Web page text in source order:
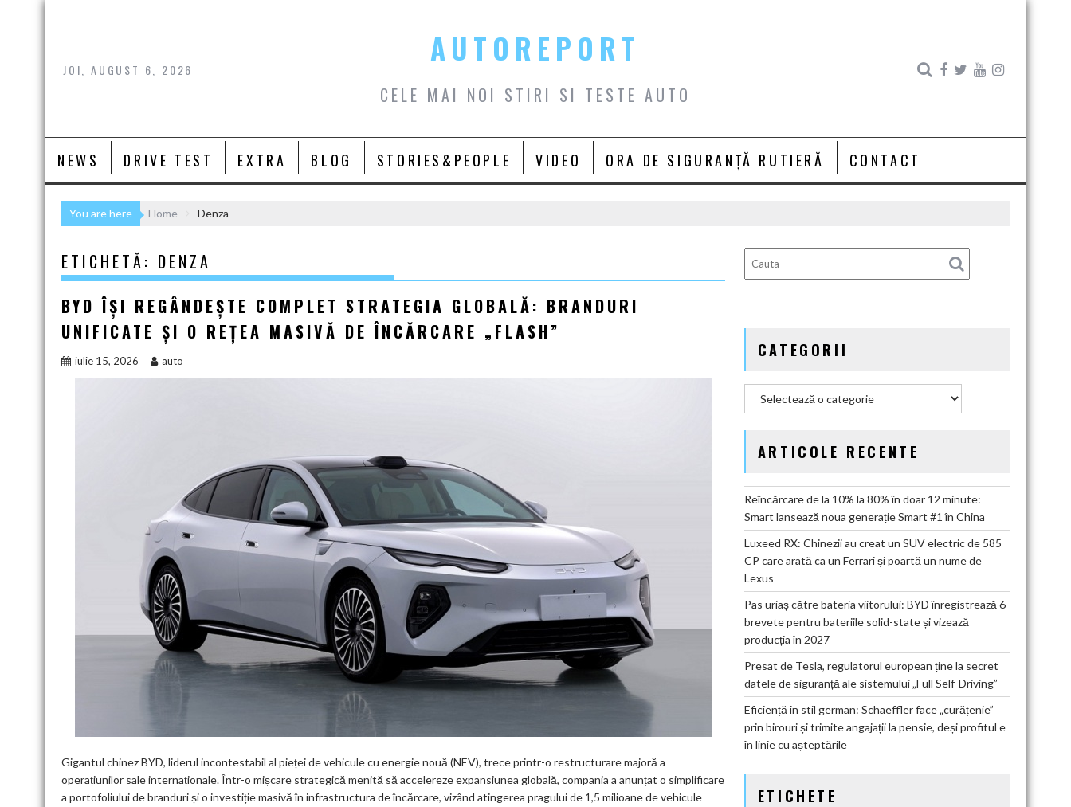
Skip
JOI, AUGUST 6, 2026
AUTOREPORT
CELE MAI NOI STIRI SI TESTE AUTO
NEWS DRIVE TEST EXTRA BLOG STORIES&PEOPLE VIDEO ORA DE SIGURANȚĂ RUTIERĂ CONTACT
You are here Home Denza
ETICHETĂ: DENZA
BYD ÎȘI REGÂNDEȘTE COMPLET STRATEGIA GLOBALĂ: BRANDURI
UNIFICATE ȘI O REȚEA MASIVĂ DE ÎNCĂRCARE „FLASH”
iulie 15, 2026 auto
Gigantul chinez BYD, liderul incontestabil al pieței de vehicule cu energie nouă (NEV), trece printr-o restructurare majoră a
operațiunilor sale internaționale. Într-o mișcare strategică menită să accelereze expansiunea globală, compania a anunțat o simplificare
a portofoliului de branduri și o investiție masivă în infrastructura de încărcare, vizând atingerea pragului de 1,5 milioane de vehicule
CATEGORII
ARTICOLE RECENTE
Reîncărcare de la 10% la 80% în doar 12 minute:
Smart lansează noua generație Smart #1 în China
Luxeed RX: Chinezii au creat un SUV electric de 585
CP care arată ca un Ferrari și poartă un nume de
Lexus
Pas uriaș către bateria viitorului: BYD înregistrează 6
brevete pentru bateriile solid-state și vizează
producția în 2027
Presat de Tesla, regulatorul european ține la secret
datele de siguranță ale sistemului „Full Self-Driving”
Eficiență în stil german: Schaeffler face „curățenie”
prin birouri și trimite angajații la pensie, deși profitul e
în linie cu așteptările
ETICHETE